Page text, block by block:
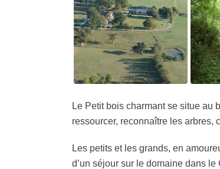
Le Petit bois charmant se situe au
ressourcer, reconnaître les arbres,
Les petits et les grands, en
d’un séjour sur le domaine dans